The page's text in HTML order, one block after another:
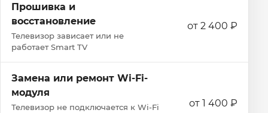
Прошивка и
восстановление
Телевизор зависает или не
работает Smart TV
от 2 400 ₽
Замена или ремонт Wi‑Fi-
модуля
Телевизор не подключается к Wi‑Fi
от 1 400 ₽